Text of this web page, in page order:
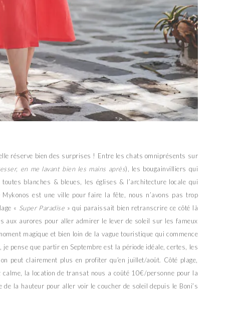
réserve bien des surprises ! Entre les chats omniprésents sur
en me lavant bien les mains après), les bougainvilliers qui
blanches & bleues, les églises & l’architecture locale qui
est une ville pour faire la fête, nous n’avons pas trop
« Super Paradise » qui paraissait bien retranscrire ce côté là
aux aurores pour aller admirer le lever de soleil sur les fameux
magique et bien loin de la vague touristique qui commence
pense que partir en Septembre est la période idéale, certes, les
peut clairement plus en profiter qu’en juillet/août. Côté plage,
calme, la location de transat nous a coûté 10€/personne pour la
la hauteur pour aller voir le coucher de soleil depuis le Boni’s